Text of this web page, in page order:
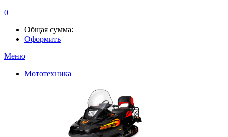
0
Общая сумма:
Оформить
Меню
Мототехника